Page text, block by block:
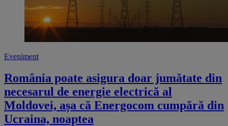
Eveniment
România poate asigura doar jumătate din
necesarul de energie electrică al
Moldovei, așa că Energocom cumpără din
Ucraina, noaptea